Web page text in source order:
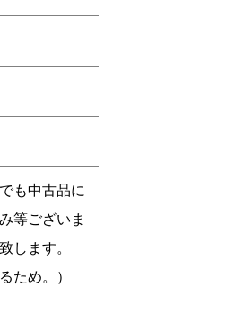
も中古品に
等ございま
します。
ため。）